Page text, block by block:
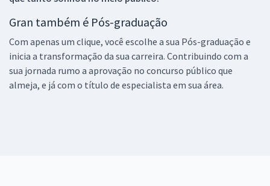
Gran também é Pós-graduação
Com apenas um clique, você escolhe a sua Pós-graduação e
inicia a transformação da sua carreira. Contribuindo com a
sua jornada rumo a aprovação no concurso público que
almeja, e já com o título de especialista em sua área.